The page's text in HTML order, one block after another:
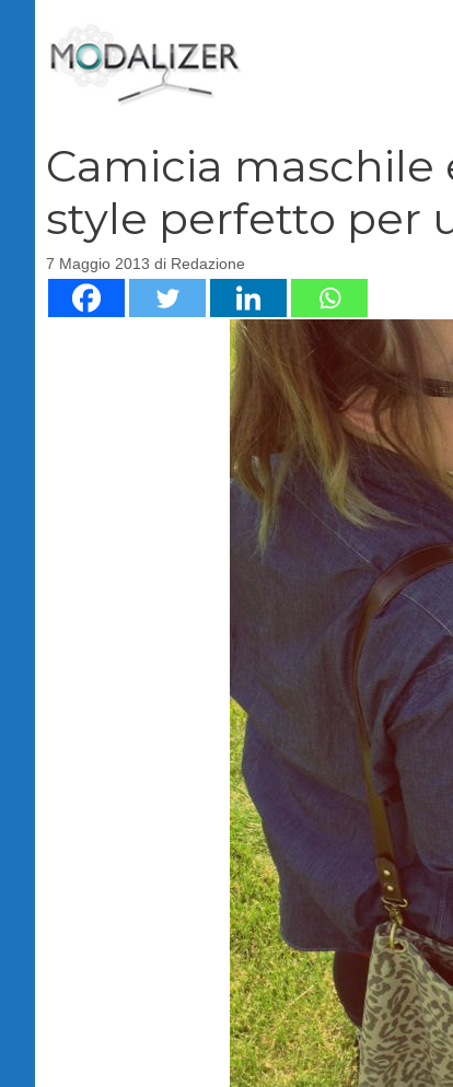
contenuto
Camicia maschile
style perfetto per
7 Maggio 2013 di Redazione